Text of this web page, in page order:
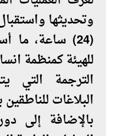
وتحديثها
(24) ساعة،
للهيئة كمنظمة
الترجمة التي
البلاغات للناطقين
بالإضافة إلى